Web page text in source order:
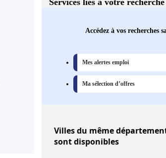
Services liés à votre recherche
Accédez à vos recherches
Mes alertes emploi
Ma sélection d’offres
Villesdu même
sont disponibles